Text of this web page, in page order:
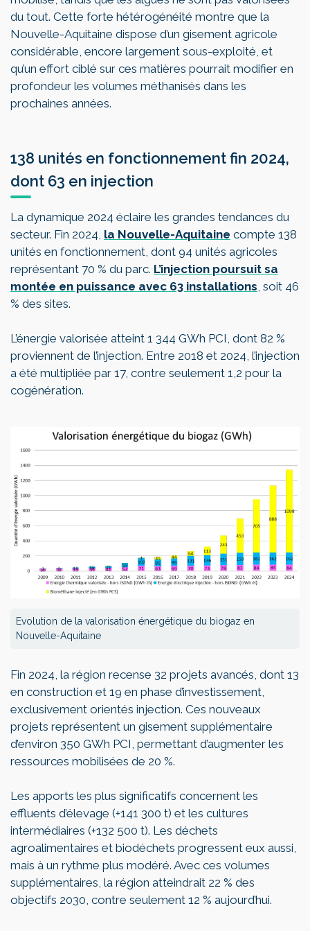
du tout. Cette forte hétérogénéité montre que la
Nouvelle-Aquitaine dispose d’un gisement agricole
considérable, encore largement sous-exploité, et
qu’un effort ciblé sur ces matières pourrait modifier en
profondeur les volumes méthanisés dans les
prochaines années.
138 unités en fonctionnement fin 2024,
dont 63 en injection
La dynamique 2024 éclaire les grandes tendances du
secteur. Fin 2024, la Nouvelle-Aquitaine compte 138
unités en fonctionnement, dont 94 unités agricoles
représentant 70 % du parc. L’injection poursuit sa
montée en puissance avec 63 installations, soit 46
% des sites.
L’énergie valorisée atteint 1 344 GWh PCI, dont 82 %
proviennent de l’injection. Entre 2018 et 2024, l’injection
a été multipliée par 17, contre seulement 1,2 pour la
cogénération.
Evolution de la valorisation énergétique du biogaz en
Nouvelle-Aquitaine
Fin 2024, la région recense 32 projets avancés, dont 13
en construction et 19 en phase d’investissement,
exclusivement orientés injection. Ces nouveaux
projets représentent un gisement supplémentaire
d’environ 350 GWh PCI, permettant d’augmenter les
ressources mobilisées de 20 %.
Les apports les plus significatifs concernent les
effluents d’élevage (+141 300 t) et les cultures
intermédiaires (+132 500 t). Les déchets
agroalimentaires et biodéchets progressent eux aussi,
mais à un rythme plus modéré. Avec ces volumes
supplémentaires, la région atteindrait 22 % des
objectifs 2030, contre seulement 12 % aujourd’hui.